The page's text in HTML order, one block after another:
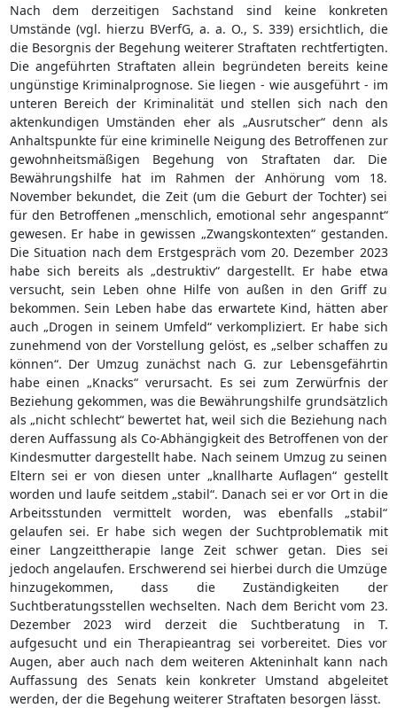
Nach dem derzeitigen Sachstand sind keine konkreten
Umstände (vgl. hierzu BVerfG, a. a. O., S. 339) ersichtlich, die
die Besorgnis der Begehung weiterer Straftaten rechtfertigten.
Die angeführten Straftaten allein begründeten bereits keine
ungünstige Kriminalprognose. Sie liegen - wie ausgeführt - im
unteren Bereich der Kriminalität und stellen sich nach den
aktenkundigen Umständen eher als „Ausrutscher“ denn als
Anhaltspunkte für eine kriminelle Neigung des Betroffenen zur
gewohnheitsmäßigen Begehung von Straftaten dar. Die
Bewährungshilfe hat im Rahmen der Anhörung vom 18.
November bekundet, die Zeit (um die Geburt der Tochter) sei
für den Betroffenen „menschlich, emotional sehr angespannt“
gewesen. Er habe in gewissen „Zwangskontexten“ gestanden.
Die Situation nach dem Erstgespräch vom 20. Dezember 2023
habe sich bereits als „destruktiv“ dargestellt. Er habe etwa
versucht, sein Leben ohne Hilfe von außen in den Griff zu
bekommen. Sein Leben habe das erwartete Kind, hätten aber
auch „Drogen in seinem Umfeld“ verkompliziert. Er habe sich
zunehmend von der Vorstellung gelöst, es „selber schaffen zu
können“. Der Umzug zunächst nach G. zur Lebensgefährtin
habe einen „Knacks“ verursacht. Es sei zum Zerwürfnis der
Beziehung gekommen, was die Bewährungshilfe grundsätzlich
als „nicht schlecht“ bewertet hat, weil sich die Beziehung nach
deren Auffassung als Co-Abhängigkeit des Betroffenen von der
Kindesmutter dargestellt habe. Nach seinem Umzug zu seinen
Eltern sei er von diesen unter „knallharte Auflagen“ gestellt
worden und laufe seitdem „stabil“. Danach sei er vor Ort in die
Arbeitsstunden vermittelt worden, was ebenfalls „stabil“
gelaufen sei. Er habe sich wegen der Suchtproblematik mit
einer Langzeittherapie lange Zeit schwer getan. Dies sei
jedoch angelaufen. Erschwerend sei hierbei durch die Umzüge
hinzugekommen, dass die Zuständigkeiten der
Suchtberatungsstellen wechselten. Nach dem Bericht vom 23.
Dezember 2023 wird derzeit die Suchtberatung in T.
aufgesucht und ein Therapieantrag sei vorbereitet. Dies vor
Augen, aber auch nach dem weiteren Akteninhalt kann nach
Auffassung des Senats kein konkreter Umstand abgeleitet
werden, der die Begehung weiterer Straftaten besorgen lässt.